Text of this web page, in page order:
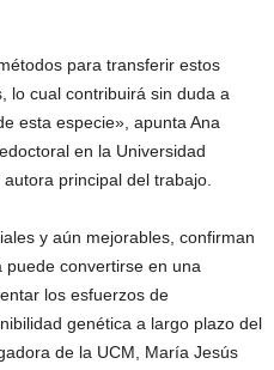
para transferir estos
lo cual contribuirá sin duda a
esta especie», apunta Ana
en la Universidad
principal del trabajo.
y aún mejorables, confirman
convertirse en una
los esfuerzos de
genética a largo plazo del
de la UCM, María Jesús